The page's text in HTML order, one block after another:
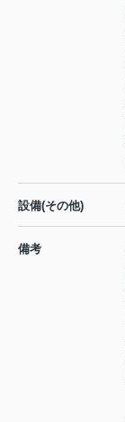
設備(その他)
備考